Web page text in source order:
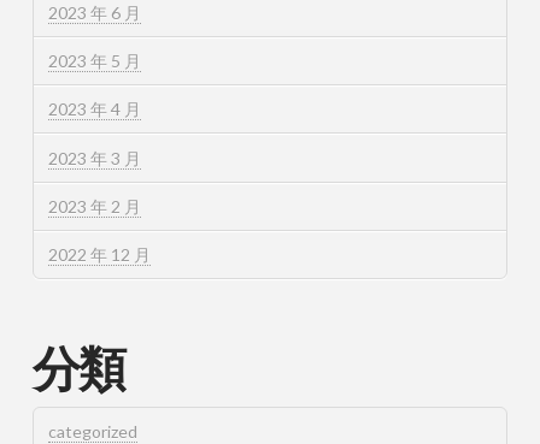
2023 年 6 月
2023 年 5 月
2023 年 4 月
2023 年 3 月
2023 年 2 月
2022 年 12 月
分類
categorized